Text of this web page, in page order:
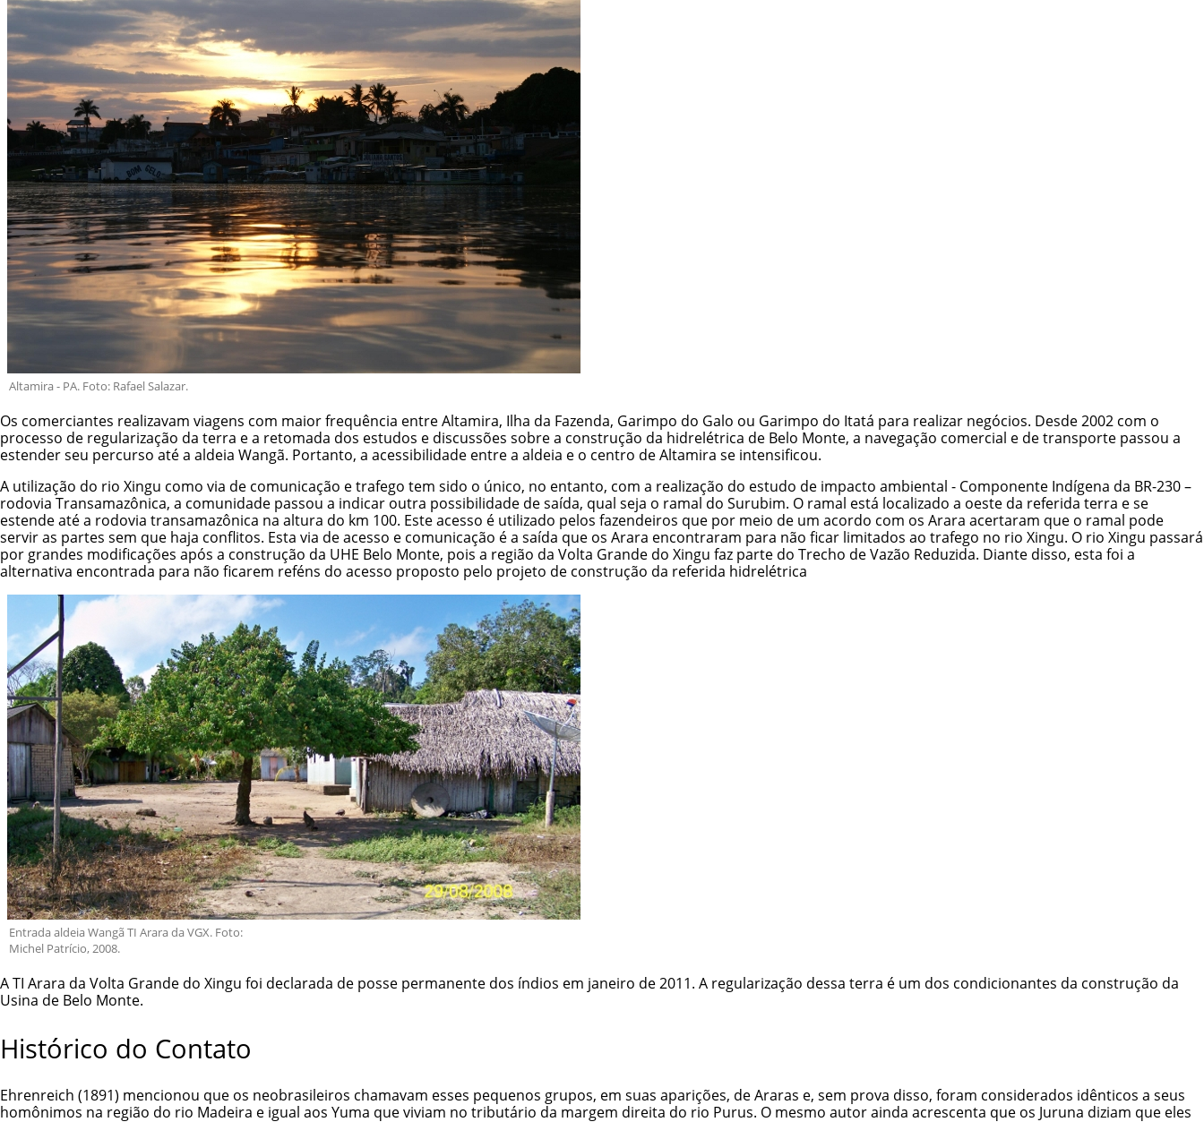
Altamira - PA. Foto: Rafael Salazar.
Os comerciantes realizavam viagens com maior frequência entre Altamira, Ilha da Fazenda, Garimpo do Galo ou Garimpo do Itatá para realizar negócios. Desde 2002 com o
processo de regularização da terra e a retomada dos estudos e discussões sobre a construção da hidrelétrica de Belo Monte, a navegação comercial e de transporte passou a
estender seu percurso até a aldeia Wangã. Portanto, a acessibilidade entre a aldeia e o centro de Altamira se intensificou.
A utilização do rio Xingu como via de comunicação e trafego tem sido o único, no entanto, com a realização do estudo de impacto ambiental - Componente Indígena da BR-230 –
rodovia Transamazônica, a comunidade passou a indicar outra possibilidade de saída, qual seja o ramal do Surubim. O ramal está localizado a oeste da referida terra e se
estende até a rodovia transamazônica na altura do km 100. Este acesso é utilizado pelos fazendeiros que por meio de um acordo com os Arara acertaram que o ramal pode
servir as partes sem que haja conflitos. Esta via de acesso e comunicação é a saída que os Arara encontraram para não ficar limitados ao trafego no rio Xingu. O rio Xingu passará
por grandes modificações após a construção da UHE Belo Monte, pois a região da Volta Grande do Xingu faz parte do Trecho de Vazão Reduzida. Diante disso, esta foi a
alternativa encontrada para não ficarem reféns do acesso proposto pelo projeto de construção da referida hidrelétrica
Entrada aldeia Wangã TI Arara da VGX. Foto:
Michel Patrício, 2008.
A TI Arara da Volta Grande do Xingu foi declarada de posse permanente dos índios em janeiro de 2011. A regularização dessa terra é um dos condicionantes da construção da
Usina de Belo Monte.
Histórico do Contato
Ehrenreich (1891) mencionou que os neobrasileiros chamavam esses pequenos grupos, em suas aparições, de Araras e, sem prova disso, foram considerados idênticos a seus
homônimos na região do rio Madeira e igual aos Yuma que viviam no tributário da margem direita do rio Purus. O mesmo autor ainda acrescenta que os Juruna diziam que eles